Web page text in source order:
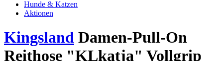
Hunde & Katzen
Aktionen
Kingsland Damen-Pull-On
Reithose "KLkatja" Vollgrip